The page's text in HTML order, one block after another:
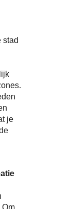
stad
je
Om